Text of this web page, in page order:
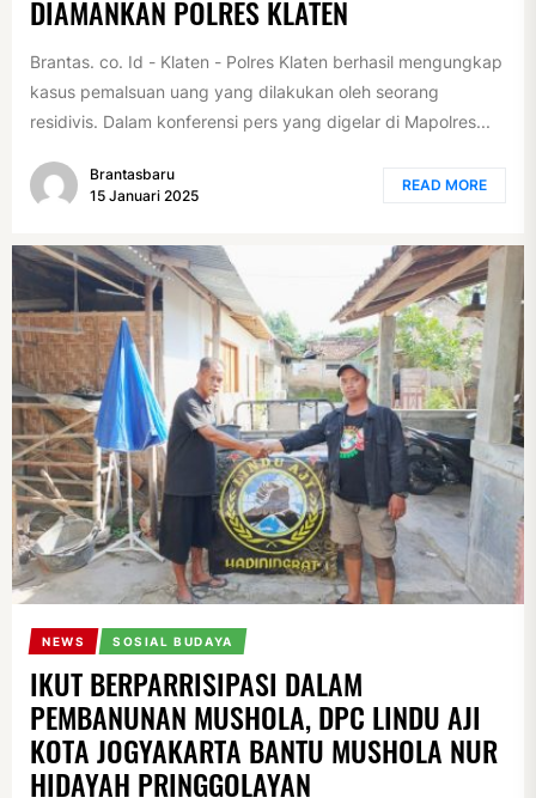
DIAMANKAN POLRES KLATEN
Brantas. co. Id - Klaten - Polres Klaten berhasil mengungkap
kasus pemalsuan uang yang dilakukan oleh seorang
residivis. Dalam konferensi pers yang digelar di Mapolres...
Brantasbaru
15 Januari 2025
READ MORE
NEWS SOSIAL BUDAYA
IKUT BERPARRISIPASI DALAM
PEMBANUNAN MUSHOLA, DPC LINDU AJI
KOTA JOGYAKARTA BANTU MUSHOLA NUR
HIDAYAH PRINGGOLAYAN